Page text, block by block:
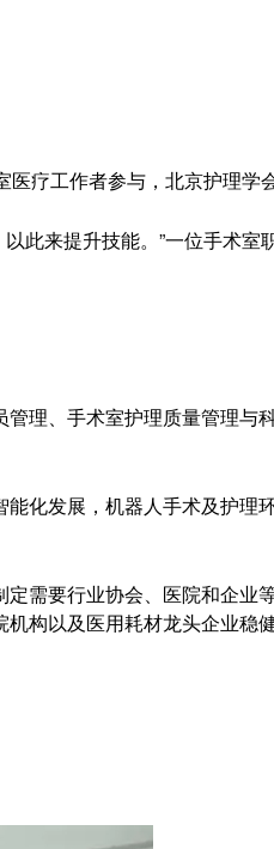
疗工作者参与，北京护理学
此来提升技能。”一位手术室
理、手术室护理质量管理
化发展，机器人手术及护
需要行业协会、医院和企
构以及医用耗材龙头企业